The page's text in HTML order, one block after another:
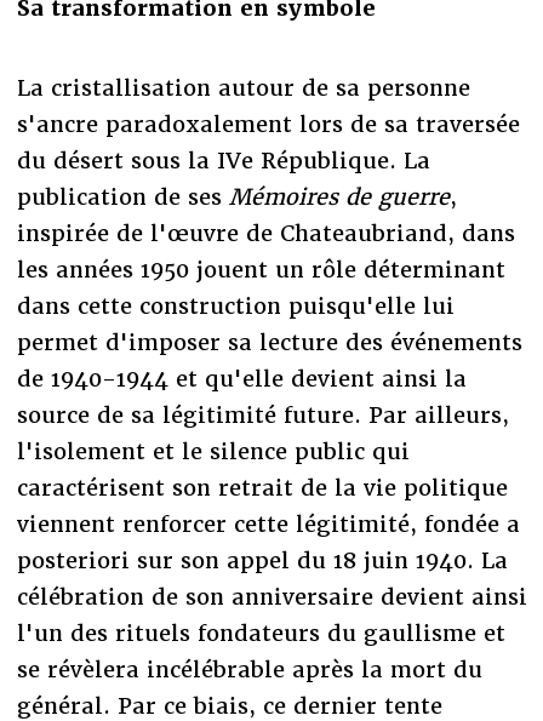
Sa transformation en symbole
La cristallisation autour de sa personne
s'ancre paradoxalement lors de sa traversée
du désert sous la IVe République. La
publication de ses Mémoires de guerre,
inspirée de l'œuvre de Chateaubriand, dans
les années 1950 jouent un rôle déterminant
dans cette construction puisqu'elle lui
permet d'imposer sa lecture des événements
de 1940-1944 et qu'elle devient ainsi la
source de sa légitimité future. Par ailleurs,
l'isolement et le silence public qui
caractérisent son retrait de la vie politique
viennent renforcer cette légitimité, fondée a
posteriori sur son appel du 18 juin 1940. La
célébration de son anniversaire devient ainsi
l'un des rituels fondateurs du gaullisme et
se révèlera incélébrable après la mort du
général. Par ce biais, ce dernier tente